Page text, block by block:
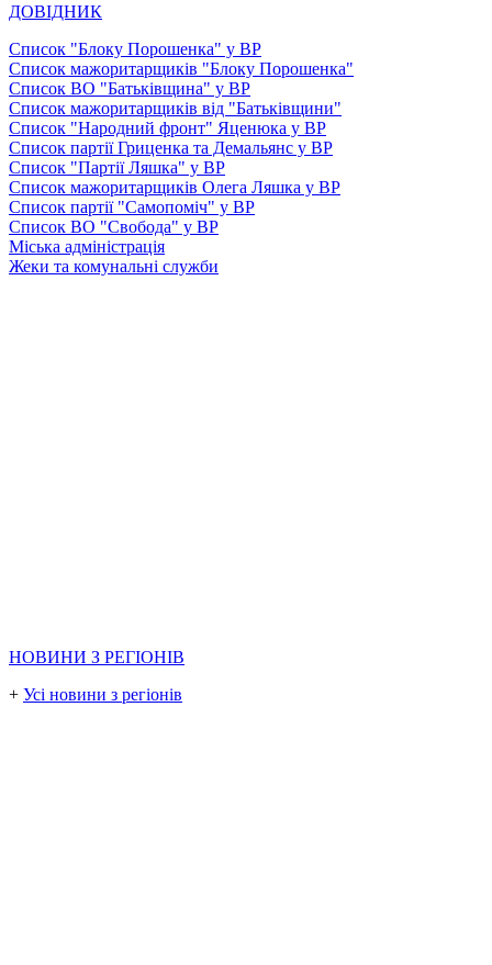
ДОВІДНИК
Список "Блоку Порошенка" у ВР
Список мажоритарщиків "Блоку Порошенка"
Список ВО "Батьківщина" у ВР
Список мажоритарщиків від "Батьківщини"
Список "Народний фронт" Яценюка у ВР
Список партії Гриценка та Демальянс у ВР
Список "Партії Ляшка" у ВР
Список мажоритарщиків Олега Ляшка у ВР
Список партії "Самопоміч" у ВР
Список ВО "Свобода" у ВР
Міська адміністрація
Жеки та комунальні служби
НОВИНИ З РЕГІОНІВ
+ Усі новини з регіонів